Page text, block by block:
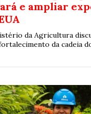
e ampliar
da Agricultura
da cadeia